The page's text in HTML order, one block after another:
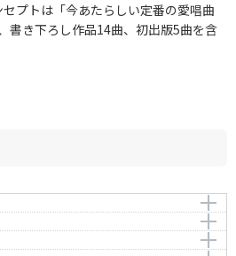
プトは「今あたらしい定番の愛唱曲
書き下ろし作品14曲、初出版5曲を含